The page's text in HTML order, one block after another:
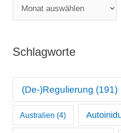
n
o
a
a
Schlagworte
(De-)Regulierung (191)
Australien (4)